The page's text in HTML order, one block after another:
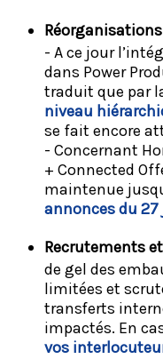
Réorganisations
- A ce jour
dans Power
traduit que par
niveau
se fait encore
- Concernant
+ Connected
maintenue
annonces du
Recrutements
de gel des
limitées et
transferts
impactés. En
vos